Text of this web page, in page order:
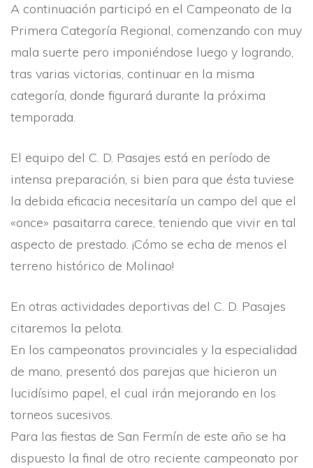
A continuación participó en el Campeonato de la
Primera Categorí­a Regional, comenzando con muy
mala suerte pero imponiéndose luego y logrando,
tras varias victorias, continuar en la misma
categorí­a, donde figurará durante la próxima
temporada.
El equipo del C. D. Pasajes está en perí­odo de
intensa preparación, si bien para que ésta tuviese
la debida eficacia necesitarí­a un campo del que el
«once» pasaitarra carece, teniendo que vivir en tal
aspecto de prestado. ¡Cómo se echa de menos el
terreno histórico de Molinao!
En otras actividades deportivas del C. D. Pasajes
citaremos la pelota.
En los campeonatos provinciales y la especialidad
de mano, presentó dos parejas que hicieron un
lucidí­simo papel, el cual irán mejorando en los
torneos sucesivos.
Para las fiestas de San Fermí­n de este año se ha
dispuesto la final de otro reciente campeonato por